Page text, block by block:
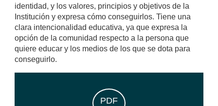
identidad, y los valores, principios y objetivos de la
Institución y expresa cómo conseguirlos. Tiene una
clara intencionalidad educativa, ya que expresa la
opción de la comunidad respecto a la persona que
quiere educar y los medios de los que se dota para
conseguirlo.
PDF